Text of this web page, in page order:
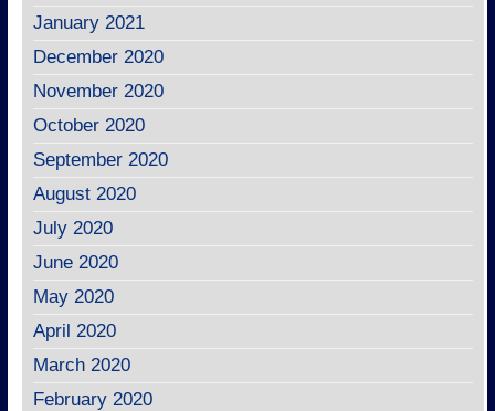
January 2021
December 2020
November 2020
October 2020
September 2020
August 2020
July 2020
June 2020
May 2020
April 2020
March 2020
February 2020